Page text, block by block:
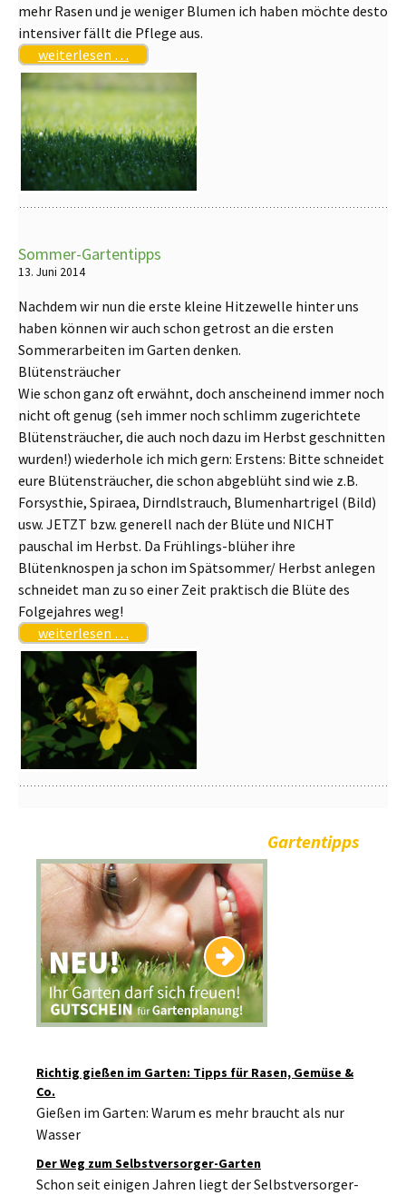
mehr Rasen und je weniger Blumen ich haben möchte desto
intensiver fällt die Pflege aus.
weiterlesen …
Sommer-Gartentipps
13. Juni 2014
Nachdem wir nun die erste kleine Hitzewelle hinter uns
haben können wir auch schon getrost an die ersten
Sommerarbeiten im Garten denken.
Blütensträucher
Wie schon ganz oft erwähnt, doch anscheinend immer noch
nicht oft genug (seh immer noch schlimm zugerichtete
Blütensträucher, die auch noch dazu im Herbst geschnitten
wurden!) wiederhole ich mich gern: Erstens: Bitte schneidet
eure Blütensträucher, die schon abgeblüht sind wie z.B.
Forsysthie, Spiraea, Dirndlstrauch, Blumenhartrigel (Bild)
usw. JETZT bzw. generell nach der Blüte und NICHT
pauschal im Herbst. Da Frühlings-blüher ihre
Blütenknospen ja schon im Spätsommer/ Herbst anlegen
schneidet man zu so einer Zeit praktisch die Blüte des
Folgejahres weg!
weiterlesen …
Gartentipps
Richtig gießen im Garten: Tipps für Rasen, Gemüse &
Co.
Gießen im Garten: Warum es mehr braucht als nur
Wasser
Der Weg zum Selbstversorger-Garten
Schon seit einigen Jahren liegt der Selbstversorger-